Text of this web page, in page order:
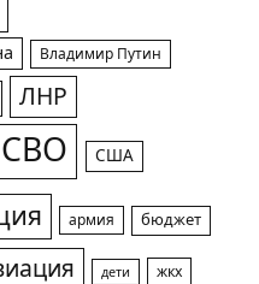
Владимир Путин
ЛНР
СВО США
армия бюджет
дети жкх